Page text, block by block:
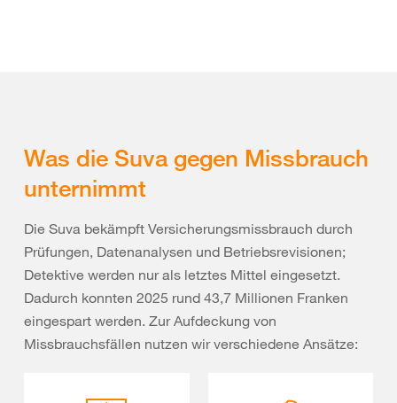
Was die Suva gegen Missbrauch
unternimmt
Die Suva bekämpft Versicherungsmissbrauch durch
Prüfungen, Datenanalysen und Betriebsrevisionen;
Detektive werden nur als letztes Mittel eingesetzt.
Dadurch konnten 2025 rund 43,7 Millionen Franken
eingespart werden. Zur Aufdeckung von
Missbrauchsfällen nutzen wir verschiedene Ansätze: